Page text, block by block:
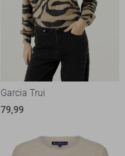
Garcia Trui
79,99